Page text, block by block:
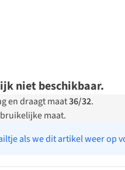
niet beschikbaar.
en draagt maat36/32.
maat.
als we dit artikel weer op